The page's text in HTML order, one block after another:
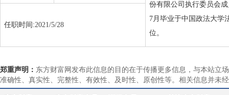
份有限公司执行委员会
7月毕业于中国政法大学
位。
任职时间:2021/5/28
郑重声明： 东方财富网发布此信息的目的在于传播更多信息，与本站立
准确性、真实性、完整性、有效性、及时性、原创性等。相关信息并未